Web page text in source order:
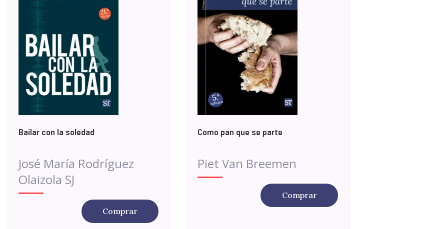
Bailar con la soledad
José María Rodríguez
Olaizola SJ
Comprar
Como pan que se parte
Piet Van Breemen
Comprar